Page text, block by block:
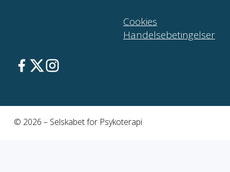
Cookies
Handelsebetingelser
© 2026 – Selskabet for Psykoterapi